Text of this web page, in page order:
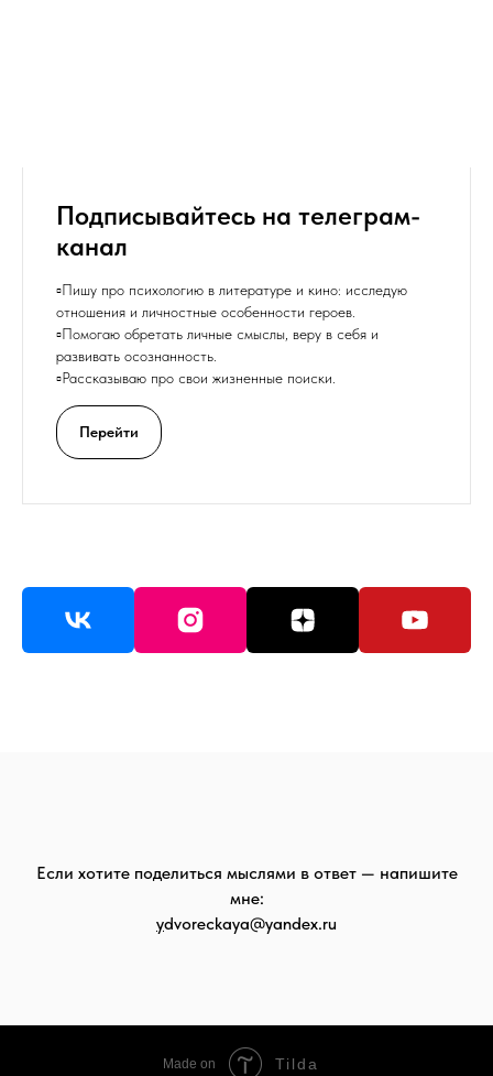
Подписывайтесь на телеграм-
канал
▫️Пишу про психологию в литературе и кино: исследую
отношения и личностные особенности героев.
▫️Помогаю обретать личные смыслы, веру в себя и
развивать осознанность.
▫️Рассказываю про свои жизненные поиски.
Перейти
Если хотите поделиться мыслями в ответ — напишите
мне:
ydvoreckaya@yandex.ru
Made on Tilda